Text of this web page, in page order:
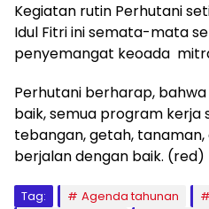
Kegiatan rutin Perhutani
Idul Fitri ini semata-mata
penyemangat keoada
Perhutani berharap,
baik, semua program kerja
tebangan, getah, tanaman,
berjalan dengan baik. (red)
Tag: Agenda tahunan